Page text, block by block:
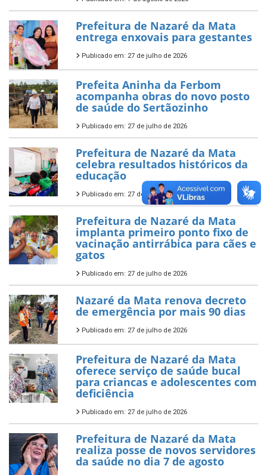
Prefeitura de Nazaré da Mata
entrega enxovais para gestantes
Publicado em: 27 de julho de 2026
Prefeita Aninha da Ferbom
acompanha obras do novo posto
de saúde do Sertãozinho
Publicado em: 27 de julho de 2026
Prefeitura de Nazaré da Mata
celebra resultados históricos da
educação
Publicado em: 27 de julho de 2026
Prefeitura de Nazaré da Mata
implanta primeiro ponto fixo de
vacinação antirrábica para cães e
gatos
Publicado em: 27 de julho de 2026
Nazaré da Mata renova decreto
de emergência por mais 90 dias
Publicado em: 27 de julho de 2026
Prefeitura de Nazaré da Mata
oferece serviço de saúde bucal
para criancas e adolescentes com
deficiência
Publicado em: 27 de julho de 2026
Prefeitura de Nazaré da Mata
realiza posse de novos servidores
da saúde no dia 7 de agosto